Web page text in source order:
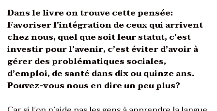
Dans le livre on trouve cette pensée:
Favoriser l’intégration de ceux qui arrivent
chez nous, quel que soit leur statut, c’est
investir pour l’avenir, c’est éviter d’avoir à
gérer des problématiques sociales,
d’emploi, de santé dans dix ou quinze ans.
Pouvez-vous nous en dire un peu plus?